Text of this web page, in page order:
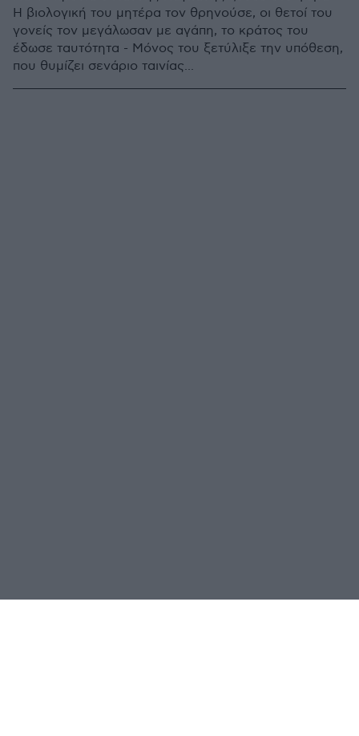
Η βιολογική του μητέρα τον θρηνούσε, οι θετοί του
γονείς τον μεγάλωσαν με αγάπη, το κράτος του
έδωσε ταυτότητα - Μόνος του ξετύλιξε την υπόθεση,
που θυμίζει σενάριο ταινίας...